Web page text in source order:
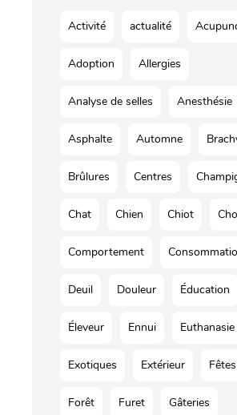
Activité actualité
Adoption Allergies
Analyse de selles Anesthésie
Asphalte Automne
Brûlures Centres
Chat Chien Chiot
Comportement
Deuil Douleur Éducation
Éleveur Ennui Euthanasie
Exotiques Extérieur Fêtes
Forêt Furet Gâteries